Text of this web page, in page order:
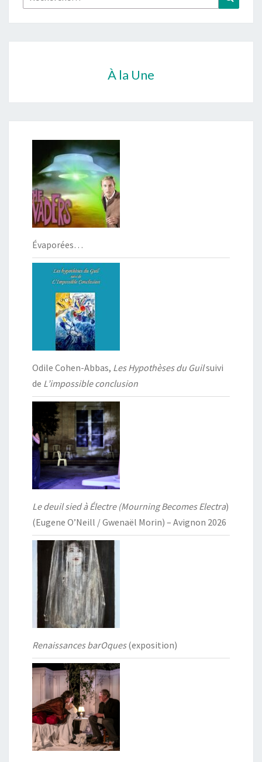
À la Une
Évaporées…
Odile Cohen-Abbas, Les Hypothèses du Guilsuivi
de L’impossible conclusion
Le deuil sied à Électre (Mourning Becomes Electra)
(Eugene O’Neill / Gwenaël Morin) – Avignon 2026
Renaissances barOques(exposition)